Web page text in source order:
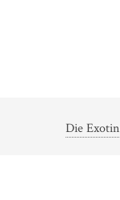
Die Exotin